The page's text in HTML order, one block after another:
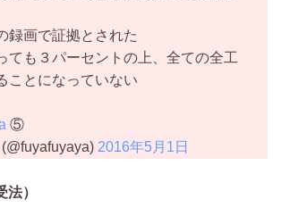
録画で証拠とされた
ても３パーセントの上、全ての全工
ことになっていない
⑤
2016年5月1日
）